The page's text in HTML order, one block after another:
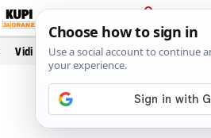
PRIJAVA
Vidi još…